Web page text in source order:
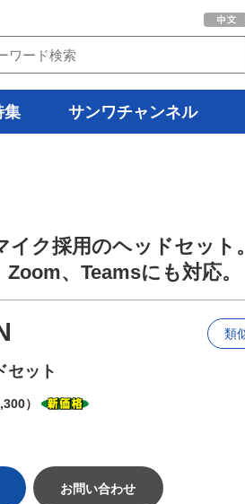
集 サンワチャンネル
ク採用のヘッドセット
、Teamsにも対応。
セット
類
）
お問い合わせ